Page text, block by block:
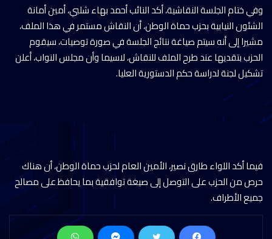
وفي ختام الجلسة النقاشية، أكد النائب أحمد بهاء شلبي، أمين أمانة
الشئون النيابية بحزب حماة الوطن، أن النقاش مستمر في هذا الملف،
مشيرا إلى أنه سيتم صياغة نتائج الجلسة في صورة توصيات، سيقوم
الحزب بتقديها عند طرح الملف للنقاش، لاسيما وأن مجلس النواب، أعلن
تشكيل لجنة لدراسة حكم الدستورية العليا.
فيما أكد اللواء طارق نصير، الأمين العام لحزب حماة الوطن، أن هناك
حرص من الحزب على التوصل إلى صيغة توافقية بما يحافظ على مصالح
جميع الأطراف.